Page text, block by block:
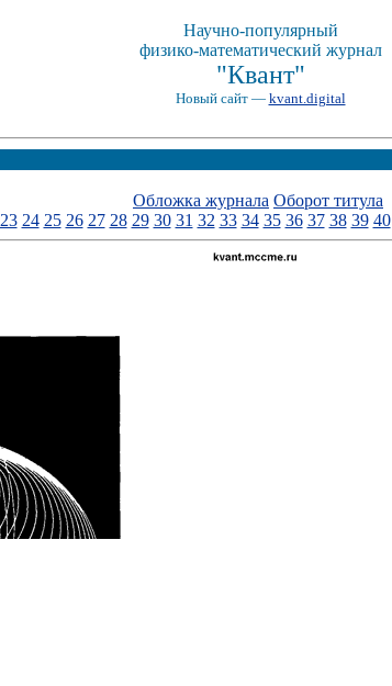
Научно-популярный
физико-математический журнал
"Квант"
Новый сайт — kvant.digital
Обложка журнала Оборот титула
23 24 25 26 27 28 29 30 31 32 33 34 35 36 37 38 39 40